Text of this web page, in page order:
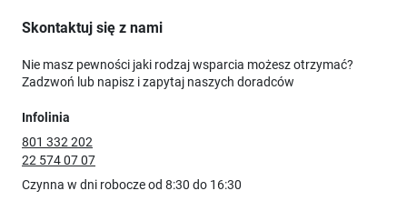
Skontaktuj się z nami
Nie masz pewności jaki rodzaj wsparcia możesz otrzymać?
Zadzwoń lub napisz i zapytaj naszych doradców
Infolinia
801 332 202
22 574 07 07
Czynna w dni robocze od 8:30 do 16:30